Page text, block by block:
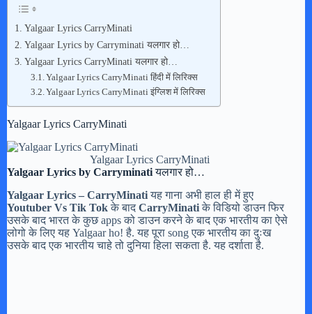
Yalgaar Lyrics CarryMinati
Yalgaar Lyrics by Carryminati यलगार हो…
Yalgaar Lyrics CarryMinati यलगार हो…
Yalgaar Lyrics CarryMinati हिंदी में लिरिक्स
Yalgaar Lyrics CarryMinati इंग्लिश में लिरिक्स
Yalgaar Lyrics CarryMinati
Yalgaar Lyrics CarryMinati
Yalgaar Lyrics by Carryminatiयलगार हो…
Yalgaar Lyrics – CarryMinatiयह गाना अभी हाल ही में हुए
Youtuber Vs Tik Tokके बादCarryMinatiके विडियो डाउन फिर
उसके बाद भारत के कुछ apps को डाउन करने के बाद एक भारतीय का ऐसे
लोगो के लिए यह Yalgaar ho! है. यह पूरा song एक भारतीय का दुःख
उसके बाद एक भारतीय चाहे तो दुनिया हिला सकता है. यह दर्शाता है.